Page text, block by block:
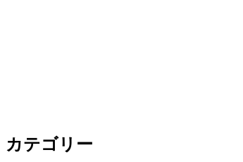
カテゴリー